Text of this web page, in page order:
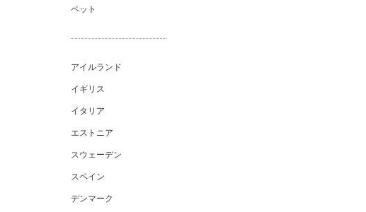
ペット
アイルランド
イギリス
イタリア
エストニア
スウェーデン
スペイン
デンマーク